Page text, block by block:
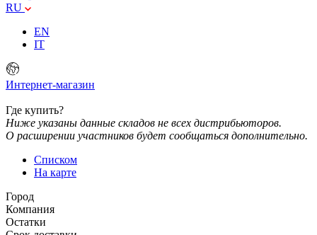
RU
EN
IT
Интернет-магазин
Где купить?
Ниже указаны данные складов не всех дистрибьюторов.
О расширении участников будет сообщаться дополнительно.
Списком
На карте
Город
Компания
Остатки